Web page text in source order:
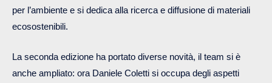
per l’ambiente e si dedica alla ricerca e diffusione di materiali
ecosostenibili.
La seconda edizione ha portato diverse novità, il team si è
anche ampliato: ora Daniele Coletti si occupa degli aspetti